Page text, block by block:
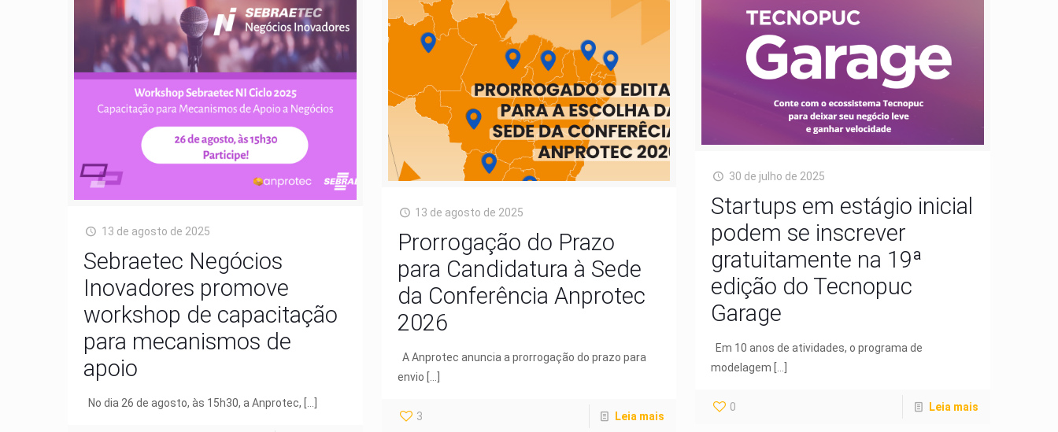
13 de agosto de 2025
Sebraetec Negócios
Inovadores promove
workshop de capacitação
para mecanismos de
apoio
No dia 26 de agosto, às 15h30, a Anprotec,
13 de agosto de 2025
Prorrogação do Prazo
para Candidatura à Sede
da Conferência Anprotec
2026
A Anprotec anuncia a prorrogação do prazo para
envio
3 Leia mais
30 de julho de 2025
Startups em estágio inicial
podem se inscrever
gratuitamente na 19ª
edição do Tecnopuc
Garage
Em 10 anos de atividades, o programa de
modelagem […]
0 Leia mais